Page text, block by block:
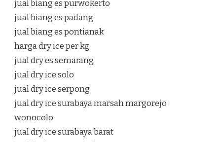
jual biang es purwokerto
jual biang es padang
jual biang es pontianak
harga dry ice per kg
jual dry es semarang
jual dry ice solo
jual dry ice serpong
jual dry ice surabaya marsah margorejo
wonocolo
jual dry ice surabaya barat